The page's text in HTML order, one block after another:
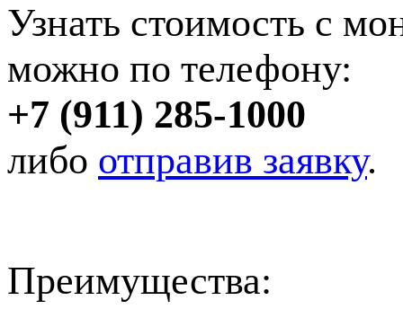
Узнать стоимость с
можно по телефону:
+7 (911) 285-1000
либо отправив заявку.
Преимущества: